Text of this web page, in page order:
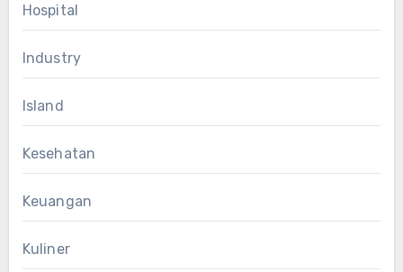
Hospital
Industry
Island
Kesehatan
Keuangan
Kuliner